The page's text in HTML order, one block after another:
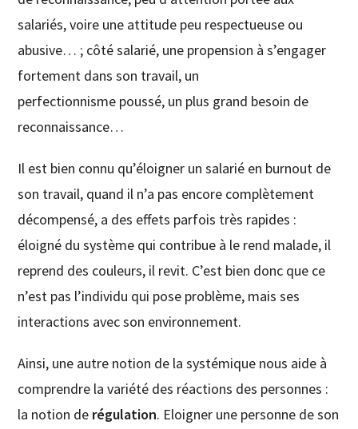
salariés, voire une attitude peu respectueuse ou
abusive… ; côté salarié, une propension à s’engager
fortement dans son travail, un
perfectionnisme poussé, un plus grand besoin de
reconnaissance…
Il est bien connu qu’éloigner un salarié en burnout de
son travail, quand il n’a pas encore complètement
décompensé, a des effets parfois très rapides :
éloigné du système qui contribue à le rend malade, il
reprend des couleurs, il revit. C’est bien donc que ce
n’est pas l’individu qui pose problème, mais ses
interactions avec son environnement.
Ainsi, une autre notion de la systémique nous aide à
comprendre la variété des réactions des personnes :
la notion de régulation. Eloigner une personne de son